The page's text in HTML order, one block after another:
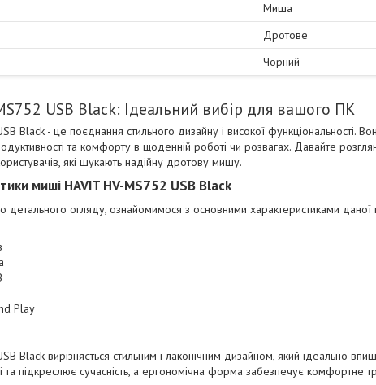
Миша
Дротове
Чорний
USB Black: Ідеальний вибір для вашого ПК
Black - це поєднання стильного дизайну і високої функціональності.
та комфорту в щоденній роботі чи розвагах. Давайте
які шукають надійну дротову мишу.
миші HAVIT HV-MS752 USB Black
огляду, ознайомимося з основними характеристиками даної
Play
Black вирізняється стильним і лаконічним дизайном, який ідеально
та підкреслює сучасність, а ергономічна форма забезпечує комфортне